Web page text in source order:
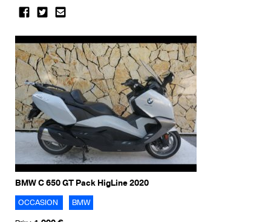
BMW C 650 GT Pack HigLine 2020
OCCASION BMW